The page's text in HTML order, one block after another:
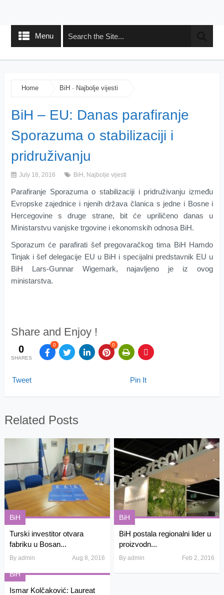
Menu
Home BiH · Najbolje vijesti
BiH – EU: Danas parafiranje
Sporazuma o stabilizaciji i
pridruživanju
July 18, 2016 BiH, Najbolje vijesti
Parafiranje Sporazuma o stabilizaciji i pridruživanju između
Evropske zajednice i njenih država članica s jedne i Bosne i
Hercegovine s druge strane, bit će upriličeno danas u
Ministarstvu vanjske trgovine i ekonomskih odnosa BiH.
Sporazum će parafirati šef pregovaračkog tima BiH Hamdo
Tinjak i šef delegacije EU u BiH i specijalni predstavnik EU u
BiH Lars-Gunnar Wigemark, najavljeno je iz ovog
ministarstva.
Share and Enjoy !
0
SHARES
0 0
Tweet Pin It
Related Posts
BiH
Turski investitor otvara
fabriku u Bosan...
By admin Aug 8, 2016
BiH
BiH postala regionalni lider u
proizvodn...
Byadmin Feb 2, 2016
BiH
Ismar Kolčaković: Laureat